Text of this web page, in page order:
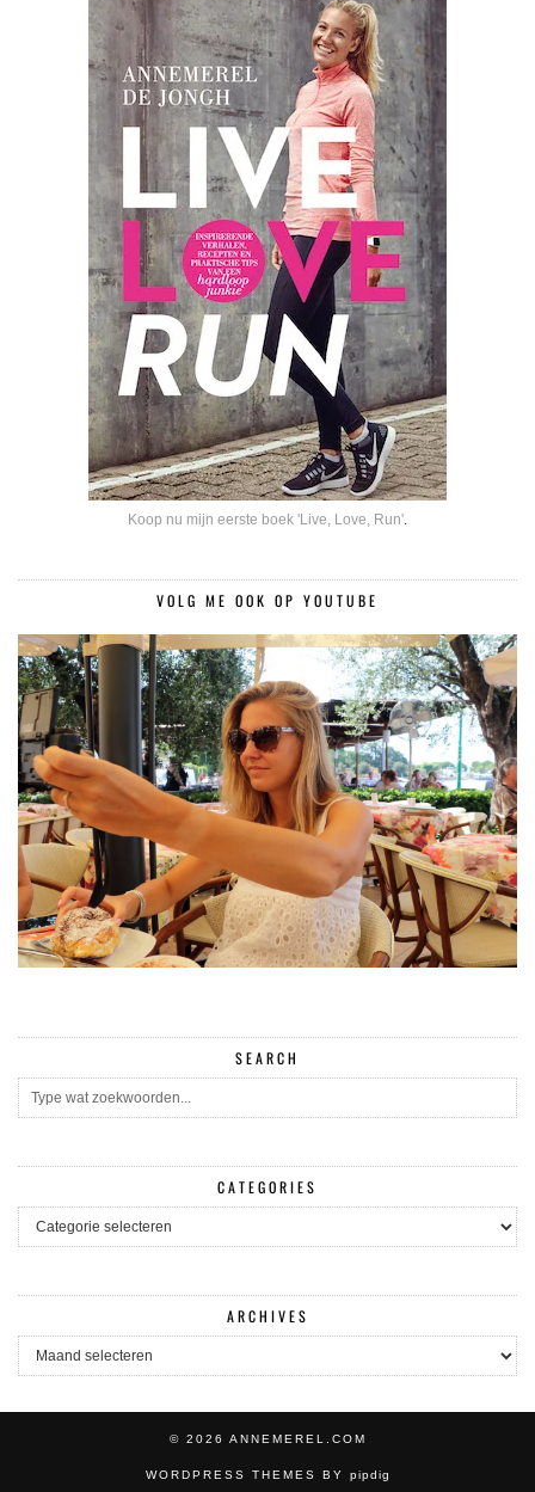
Koop nu mijn eerste boek 'Live, Love, Run'.
VOLG ME OOK OP YOUTUBE
SEARCH
CATEGORIES
CATEGORIES
ARCHIVES
ARCHIVES
© 2026 ANNEMEREL.COM
WORDPRESS THEMES BY pipdig